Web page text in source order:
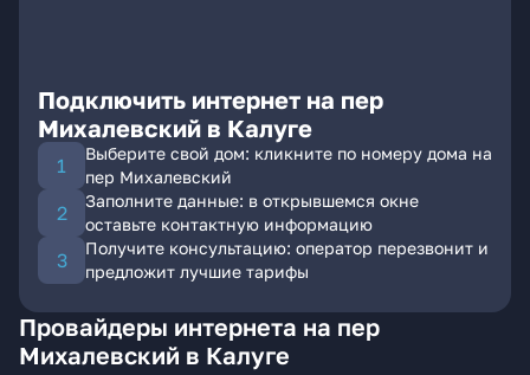
Подключить интернет на пер
Михалевский в Калуге
Выберите свой дом: кликните по номеру дома на
пер Михалевский
Заполните данные: в открывшемся окне
оставьте контактную информацию
Получите консультацию: оператор перезвонит и
предложит лучшие тарифы
Провайдеры интернета на пер
Михалевский в Калуге